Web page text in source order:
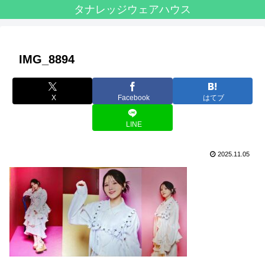
タナレッジウェアハウス
IMG_8894
X Facebook はてブ
LINE
2025.11.05